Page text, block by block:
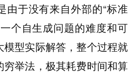
由于没有来自外部的“标准
个自生成问题的难度和可
模型实际解答，整个过程就
穷举法，极其耗费时间和算